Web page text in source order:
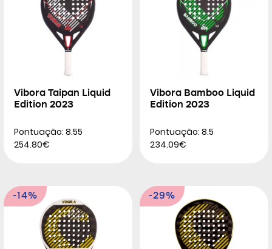
Vibora Taipan Liquid
Edition 2023
Pontuação: 8.55
254.80€
Vibora Bamboo Liquid
Edition 2023
Pontuação: 8.5
234.09€
-14% -29%